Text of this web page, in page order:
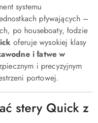
systemu
pływających –
po houseboaty, łodzie
oferuje wysokiej klasy
i łatwe w
i precyzyjnym
portowej.
stery Quick z